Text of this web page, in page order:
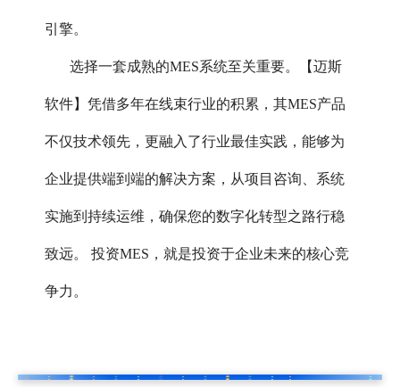
引擎。
选择一套成熟的MES系统至关重要。【迈斯
软件】凭借多年在线束行业的积累，其MES产品
不仅技术领先，更融入了行业最佳实践，能够为
企业提供端到端的解决方案，从项目咨询、系统
实施到持续运维，确保您的数字化转型之路行稳
致远。 投资MES，就是投资于企业未来的核心竞
争力。